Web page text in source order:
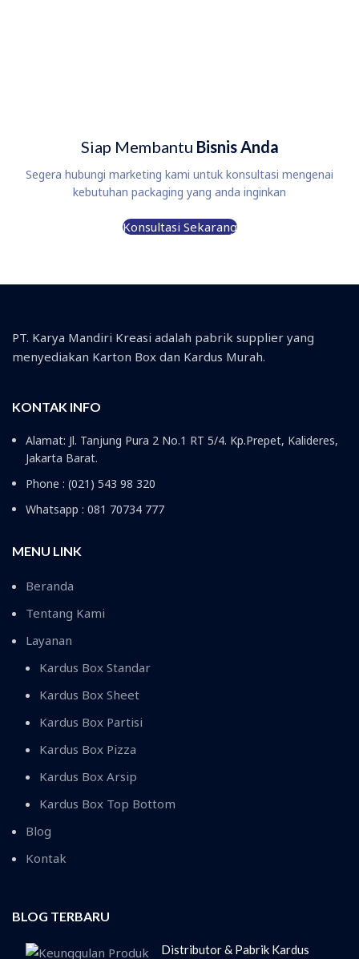
Siap Membantu Bisnis Anda
Segera hubungi marketing kami untuk konsultasi mengenai
kebutuhan packaging yang anda inginkan
Konsultasi Sekarang
PT. Karya Mandiri Kreasi adalah pabrik supplier yang
menyediakan Karton Box dan Kardus Murah.
KONTAK INFO
Alamat: Jl. Tanjung Pura 2 No.1 RT 5/4. Kp.Prepet, Kalideres,
Jakarta Barat.
Phone : (021) 543 98 320
Whatsapp : 081 70734 777
MENU LINK
Beranda
Tentang Kami
Layanan
Kardus Box Standar
Kardus Box Sheet
Kardus Box Partisi
Kardus Box Pizza
Kardus Box Arsip
Kardus Box Top Bottom
Blog
Kontak
BLOG TERBARU
Distributor & Pabrik Kardus